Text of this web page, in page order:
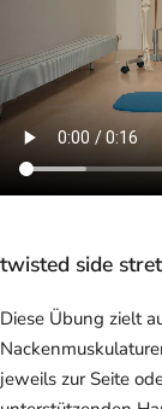
twisted side
Diese Übung zielt
jeweils zur Seite